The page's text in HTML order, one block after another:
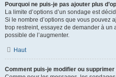
Pourquoi ne puis-je pas ajouter plus
La limite d’options d’un sondage est
Si le nombre d’options que vous pouvez
trop restreint, essayez de demander à un
possible de l’augmenter.
Haut
Comment puis-je modifier ou supprimer